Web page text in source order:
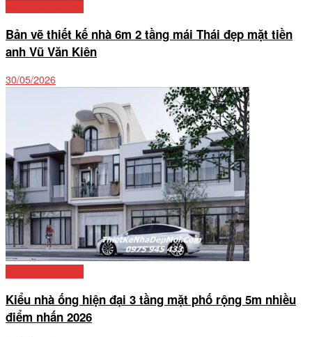
Bản vẽ thiết kế nhà 6m 2 tầng mái Thái đẹp mặt tiền
anh Vũ Văn Kiên
30/05/2026
Kiểu nhà ống hiện đại 3 tầng mặt phố rộng 5m nhiều
điểm nhấn 2026